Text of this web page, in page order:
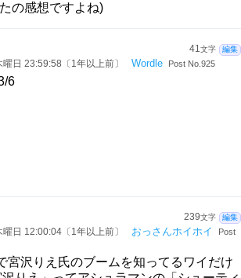
の感想ですよね)
41 文字 編集
日 23:59:58〔1年以上前〕 Wordle Post No.925
6
239文字 編集
日 12:00:04〔1年以上前〕 おっさんホイホイ
Post
宮沢りえ氏のブームを知ってるワイだけ